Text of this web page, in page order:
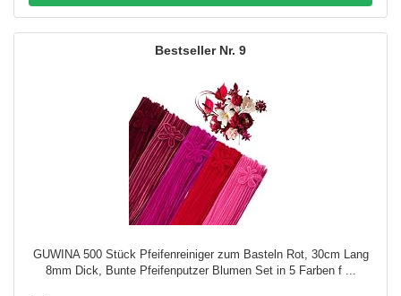
9
GUWINA 500 Stück Pfeifenreiniger zum Basteln Rot, 30cm Lang
8mm Dick, Bunte Pfeifenputzer Blumen Set in 5 Farben f ...